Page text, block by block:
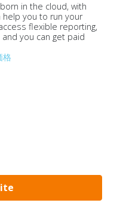
in the cloud, with
you to run your
flexible reporting,
you can get paid
格